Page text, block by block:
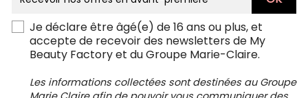
Je déclare être âgé(e) de 16 ans ou plus, et
accepte de recevoir des newsletters de My
Beauty Factory et du Groupe Marie-Claire.
Les informations collectées sont destinées au Groupe